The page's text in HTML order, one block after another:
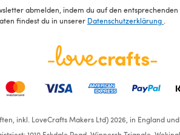
abmelden, indem du auf den
findest du in unserer Datenschutzerklärung
inkl. LoveCrafts Makers Ltd) 2026, in England